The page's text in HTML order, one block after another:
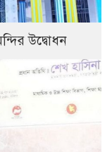
উদ্বোধন